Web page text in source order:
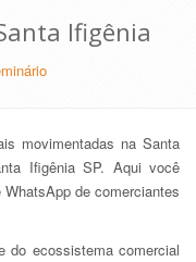
Ifigênia
movimentadas na Santa
Ifigênia SP. Aqui você
de comerciantes
do ecossistema comercial